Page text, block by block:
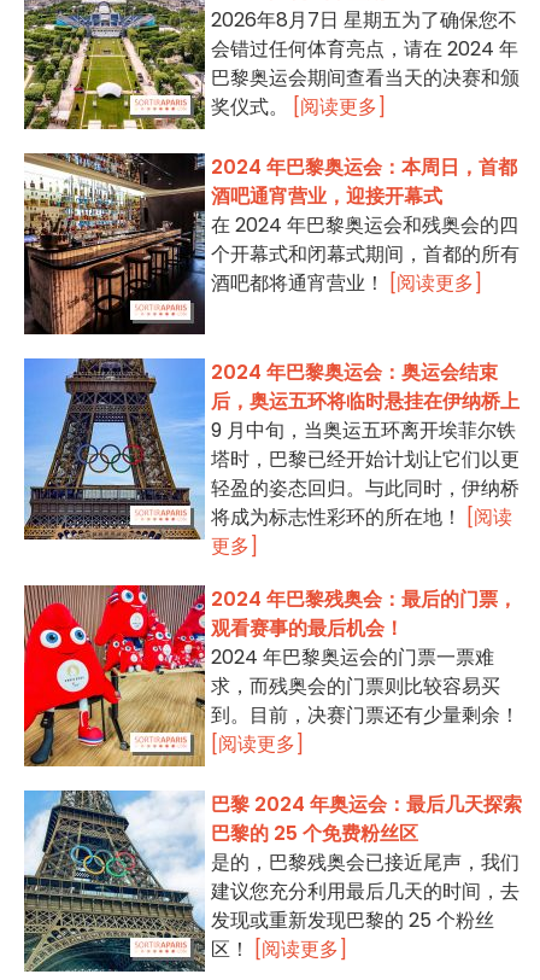
2026年8月7日 星期五为了确保您不
会错过任何体育亮点，请在 2024 年
巴黎奥运会期间查看当天的决赛和颁
奖仪式。
[阅读更多]
2024 年巴黎奥运会：本周日，首都
酒吧通宵营业，迎接开幕式
在 2024 年巴黎奥运会和残奥会的四
个开幕式和闭幕式期间，首都的所有
酒吧都将通宵营业！
[阅读更多]
2024 年巴黎奥运会：奥运会结束
后，奥运五环将临时悬挂在伊纳桥上
9 月中旬，当奥运五环离开埃菲尔铁
塔时，巴黎已经开始计划让它们以更
轻盈的姿态回归。与此同时，伊纳桥
将成为标志性彩环的所在地！
[阅读
更多]
2024 年巴黎残奥会：最后的门票，
观看赛事的最后机会！
2024 年巴黎奥运会的门票一票难
求，而残奥会的门票则比较容易买
到。目前，决赛门票还有少量剩余！
[阅读更多]
巴黎 2024 年奥运会：最后几天探索
巴黎的 25 个免费粉丝区
是的，巴黎残奥会已接近尾声，我们
建议您充分利用最后几天的时间，去
发现或重新发现巴黎的 25 个粉丝
区！
[阅读更多]